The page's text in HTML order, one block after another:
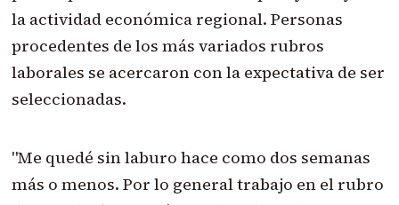
la actividad económica regional. Personas
procedentes de los más variados rubros
laborales se acercaron con la expectativa de ser
seleccionadas.
"Me quedé sin laburo hace como dos semanas
más o menos. Por lo general trabajo en el rubro